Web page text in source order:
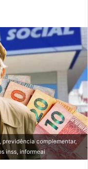
complementar,
inss, informeai